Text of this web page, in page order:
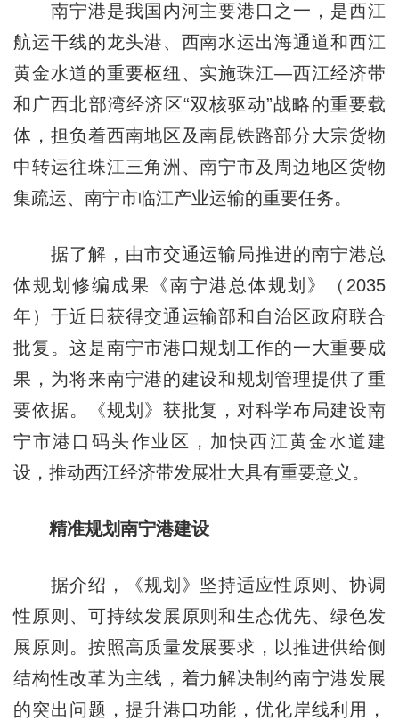
南宁港是我国内河主要港口之一，是西江
航运干线的龙头港、西南水运出海通道和西江
黄金水道的重要枢纽、实施珠江—西江经济带
和广西北部湾经济区“双核驱动”战略的重要载
体，担负着西南地区及南昆铁路部分大宗货物
中转运往珠江三角洲、南宁市及周边地区货物
集疏运、南宁市临江产业运输的重要任务。
据了解，由市交通运输局推进的南宁港总
体规划修编成果《南宁港总体规划》（2035
年）于近日获得交通运输部和自治区政府联合
批复。这是南宁市港口规划工作的一大重要成
果，为将来南宁港的建设和规划管理提供了重
要依据。《规划》获批复，对科学布局建设南
宁市港口码头作业区，加快西江黄金水道建
设，推动西江经济带发展壮大具有重要意义。
精准规划南宁港建设
据介绍，《规划》坚持适应性原则、协调
性原则、可持续发展原则和生态优先、绿色发
展原则。按照高质量发展要求，以推进供给侧
结构性改革为主线，着力解决制约南宁港发展
的突出问题，提升港口功能，优化岸线利用，